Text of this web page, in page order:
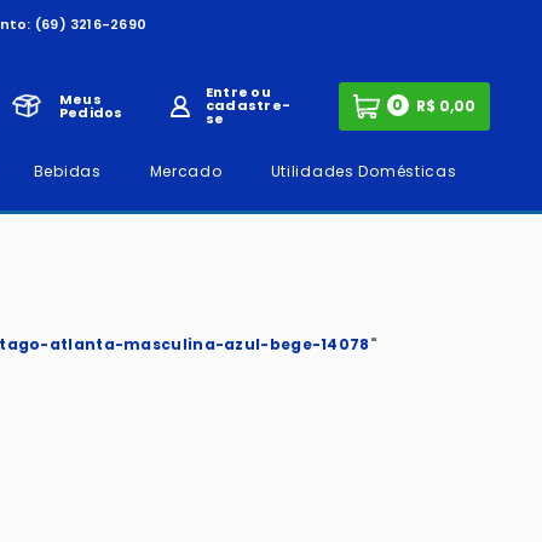
(69) 3216-2690
Meus
Pedidos
Entre ou
cadastre-
se
0
Bebidas Mercado Utilidades Domésticas
atlanta-masculina-azul-bege-14078"